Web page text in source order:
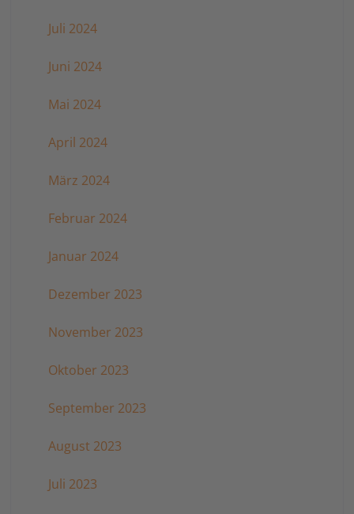
Juli 2024
Juni 2024
Mai 2024
April 2024
März 2024
Februar 2024
Januar 2024
Dezember 2023
November 2023
Oktober 2023
September 2023
August 2023
Juli 2023